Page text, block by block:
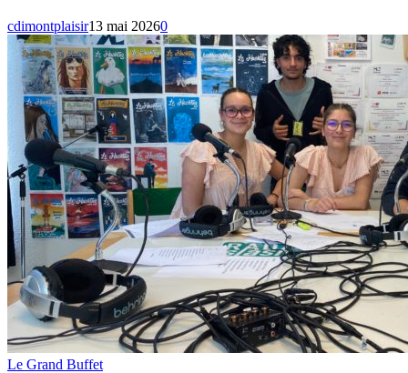
cdimontplaisir13 mai 20260
Le Grand Buffet